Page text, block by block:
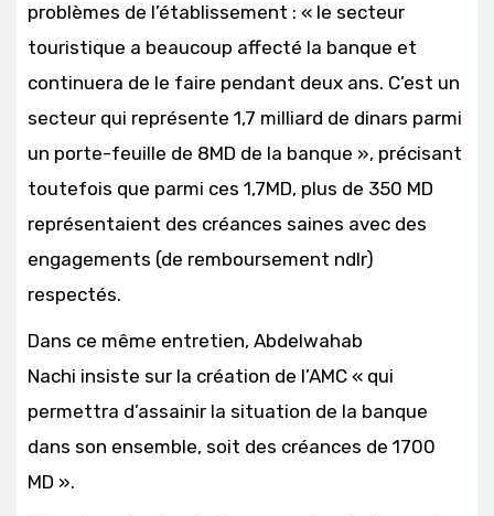
problèmes de l’établissement : « le secteur
touristique a beaucoup affecté la banque et
continuera de le faire pendant deux ans. C’est un
secteur qui représente 1,7 milliard de dinars parmi
un porte-feuille de 8MD de la banque », précisant
toutefois que parmi ces 1,7MD, plus de 350 MD
représentaient des créances saines avec des
engagements (de remboursement ndlr)
respectés.
Dans ce même entretien, Abdelwahab
Nachi insiste sur la création de l’AMC « qui
permettra d’assainir la situation de la banque
dans son ensemble, soit des créances de 1700
MD ».